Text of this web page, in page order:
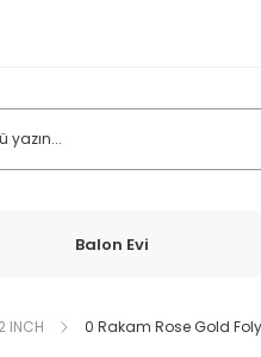
Balon Evi
INCH 0 Rakam Rose Gold